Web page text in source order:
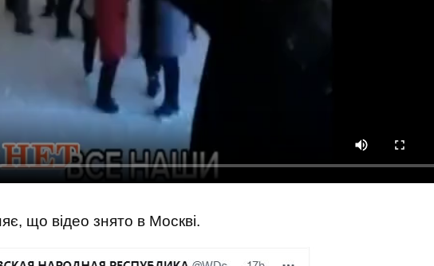
що відео знято в Москві.